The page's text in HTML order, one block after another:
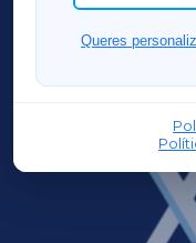
Queres